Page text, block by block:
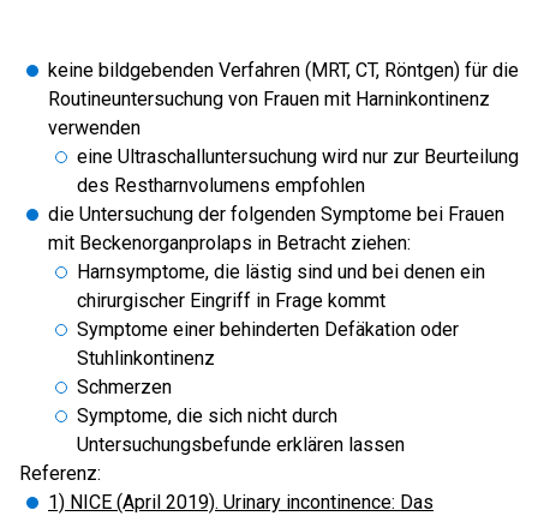
keine bildgebenden Verfahren (MRT, CT, Röntgen) für die
Routineuntersuchung von Frauen mit Harninkontinenz
verwenden
eine Ultraschalluntersuchung wird nur zur Beurteilung
des Restharnvolumens empfohlen
die Untersuchung der folgenden Symptome bei Frauen
mit Beckenorganprolaps in Betracht ziehen:
Harnsymptome, die lästig sind und bei denen ein
chirurgischer Eingriff in Frage kommt
Symptome einer behinderten Defäkation oder
Stuhlinkontinenz
Schmerzen
Symptome, die sich nicht durch
Untersuchungsbefunde erklären lassen
Referenz:
1) NICE (April 2019). Urinary incontinence: Das